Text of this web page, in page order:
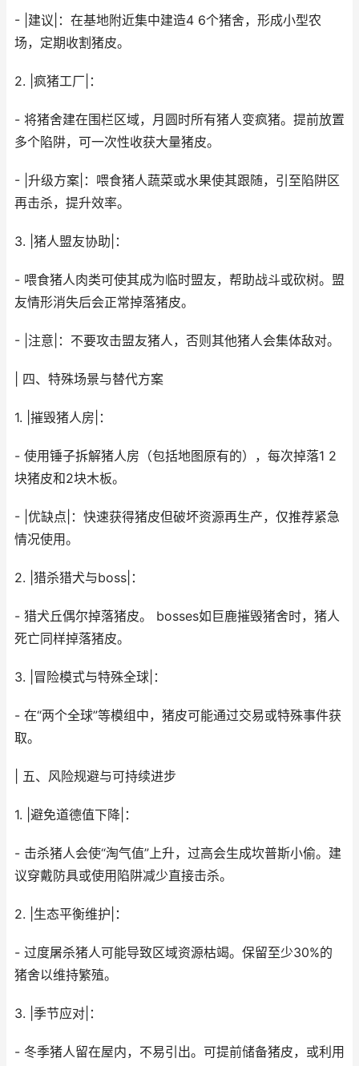
- |建议|：在基地附近集中建造4 6个猪舍，形成小型农
场，定期收割猪皮。
2. |疯猪工厂|：
- 将猪舍建在围栏区域，月圆时所有猪人变疯猪。提前放置
多个陷阱，可一次性收获大量猪皮。
- |升级方案|：喂食猪人蔬菜或水果使其跟随，引至陷阱区
再击杀，提升效率。
3. |猪人盟友协助|：
- 喂食猪人肉类可使其成为临时盟友，帮助战斗或砍树。盟
友情形消失后会正常掉落猪皮。
- |注意|：不要攻击盟友猪人，否则其他猪人会集体敌对。
| 四、特殊场景与替代方案
1. |摧毁猪人房|：
- 使用锤子拆解猪人房（包括地图原有的），每次掉落1 2
块猪皮和2块木板。
- |优缺点|：快速获得猪皮但破坏资源再生产，仅推荐紧急
情况使用。
2. |猎杀猎犬与boss|：
- 猎犬丘偶尔掉落猪皮。 bosses如巨鹿摧毁猪舍时，猪人
死亡同样掉落猪皮。
3. |冒险模式与特殊全球|：
- 在“两个全球”等模组中，猪皮可能通过交易或特殊事件获
取。
| 五、风险规避与可持续进步
1. |避免道德值下降|：
- 击杀猪人会使“淘气值”上升，过高会生成坎普斯小偷。建
议穿戴防具或使用陷阱减少直接击杀。
2. |生态平衡维护|：
- 过度屠杀猪人可能导致区域资源枯竭。保留至少30%的
猪舍以维持繁殖。
3. |季节应对|：
- 冬季猪人留在屋内，不易引出。可提前储备猪皮，或利用